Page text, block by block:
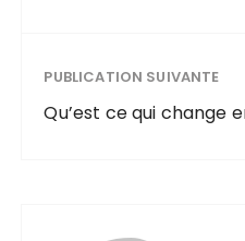
PUBLICATION SUIVANTE
Qu’est ce qui change